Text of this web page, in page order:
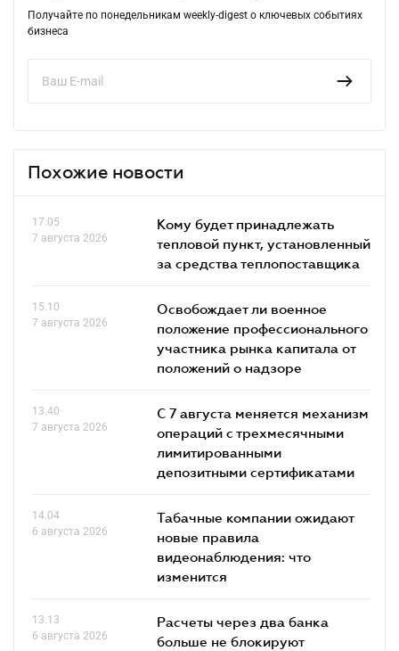
Получайте по понедельникам weekly-digest о ключевых событиях
бизнеса
Похожие новости
17.05
7 августа 2026
Кому будет принадлежать
тепловой пункт, установленный
за средства теплопоставщика
15.10
7 августа 2026
Освобождает ли военное
положение профессионального
участника рынка капитала от
положений о надзоре
13.40
7 августа 2026
С 7 августа меняется механизм
операций с трехмесячными
лимитированными
депозитными сертификатами
14.04
6 августа 2026
Табачные компании ожидают
новые правила
видеонаблюдения: что
изменится
13.13
6 августа 2026
Расчеты через два банка
больше не блокируют